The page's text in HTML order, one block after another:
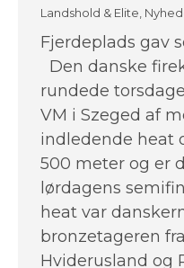
Landshold & Elite,
Fjerdeplads gav
Den danske
rundede
VM i Szeged af
indledende heat
500 meter og er
lørdagens
heat var
bronzetageren
Hviderusland og